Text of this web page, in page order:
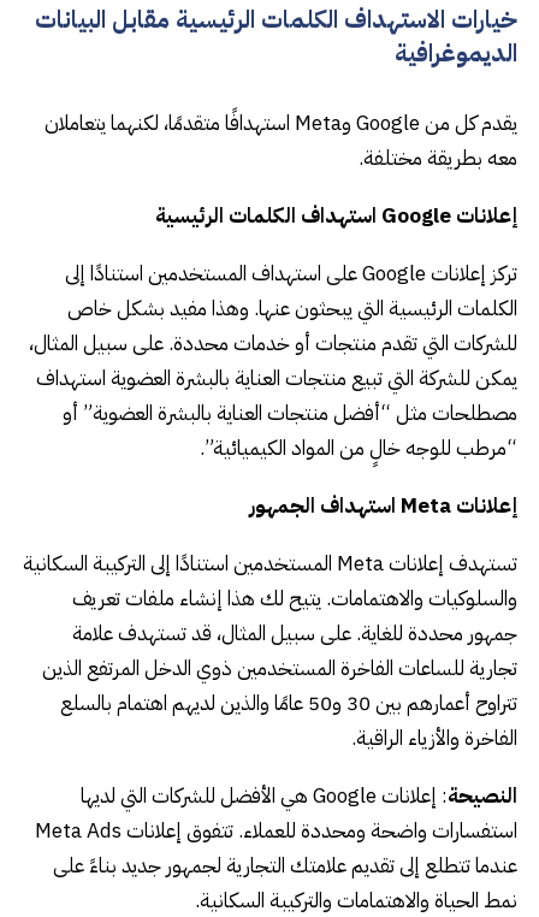
خيارات الاستهداف الكلمات الرئيسية مقابل البيانات
الديموغرافية
يقدم كل من Google وMeta استهدافًا متقدمًا، لكنهما يتعاملان
معه بطريقة مختلفة.
إعلانات Google استهداف الكلمات الرئيسية
تركز إعلانات Google على استهداف المستخدمين استنادًا إلى
الكلمات الرئيسية التي يبحثون عنها. وهذا مفيد بشكل خاص
للشركات التي تقدم منتجات أو خدمات محددة. على سبيل المثال،
يمكن للشركة التي تبيع منتجات العناية بالبشرة العضوية استهداف
مصطلحات مثل “أفضل منتجات العناية بالبشرة العضوية” أو
“مرطب للوجه خالٍ من المواد الكيميائية”.
إعلانات Meta استهداف الجمهور
تستهدف إعلانات Meta المستخدمين استنادًا إلى التركيبة السكانية
والسلوكيات والاهتمامات. يتيح لك هذا إنشاء ملفات تعريف
جمهور محددة للغاية. على سبيل المثال، قد تستهدف علامة
تجارية للساعات الفاخرة المستخدمين ذوي الدخل المرتفع الذين
تتراوح أعمارهم بين 30 و50 عامًا والذين لديهم اهتمام بالسلع
الفاخرة والأزياء الراقية.
النصيحة
: إعلانات Google هي الأفضل للشركات التي لديها
استفسارات واضحة ومحددة للعملاء. تتفوق إعلانات Meta Ads
عندما تتطلع إلى تقديم علامتك التجارية لجمهور جديد بناءً على
نمط الحياة والاهتمامات والتركيبة السكانية.